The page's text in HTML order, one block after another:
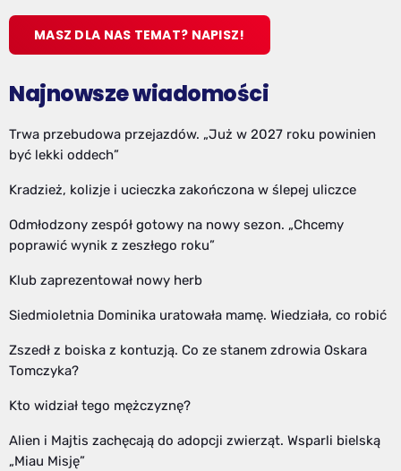
MASZ DLA NAS TEMAT? NAPISZ!
Najnowsze wiadomości
Trwa przebudowa przejazdów. „Już w 2027 roku powinien
być lekki oddech”
Kradzież, kolizje i ucieczka zakończona w ślepej uliczce
Odmłodzony zespół gotowy na nowy sezon. „Chcemy
poprawić wynik z zeszłego roku”
Klub zaprezentował nowy herb
Siedmioletnia Dominika uratowała mamę. Wiedziała, co robić
Zszedł z boiska z kontuzją. Co ze stanem zdrowia Oskara
Tomczyka?
Kto widział tego mężczyznę?
Alien i Majtis zachęcają do adopcji zwierząt. Wsparli bielską
„Miau Misję”